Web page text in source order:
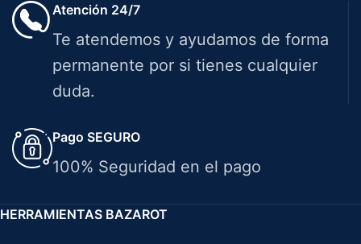
Atención 24/7
Te atendemos y ayudamos de forma
permanente por si tienes cualquier
duda.
Pago SEGURO
100% Seguridad en el pago
HERRAMIENTAS BAZAROT